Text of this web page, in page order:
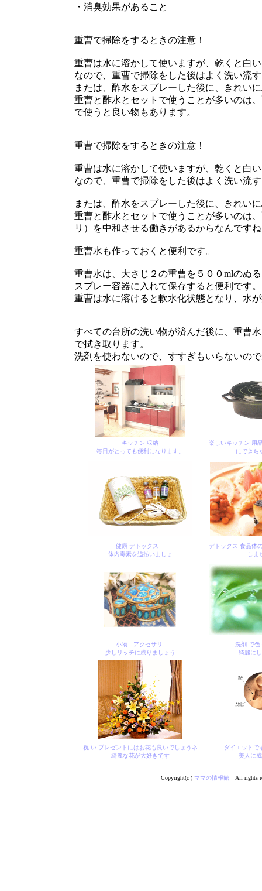
・消臭効果があること
重曹で掃除をするときの注意！
重曹は水に溶かして使いますが、乾くと白
なので、重曹で掃除をした後はよく洗い流
または、酢水をスプレーした後に、きれい
重曹と酢水とセットで使うことが多いのは
で使うと良い物もあります。
重曹で掃除をするときの注意！
重曹は水に溶かして使いますが、乾くと白
なので、重曹で掃除をした後はよく洗い流
または、酢水をスプレーした後に、きれい
重曹と酢水とセットで使うことが多いのは
リ）を中和させる働きがあるからなんです
重曹水も作っておくと便利です。
重曹水は、大さじ２の重曹を５００mlのぬ
スプレー容器に入れて保存すると便利です。
重曹は水に溶けると軟水化状態となり、水
すべての台所の洗い物が済んだ後に、重曹
で拭き取ります。
洗剤を使わないので、すすぎもいらないの
キッチン 収納
毎日がとっても便利になります。
楽しいキッチン 用
にできち
健康 デトックス
体内毒素を追払いましょ
デトックス 食品体
しま
小物 アクセサリ-
少しリッチに成りましょう
洗剤 で色
綺麗に
祝 い プレゼントにはお花も良いでしょうネ
綺麗な花が大好きです
ダイエットで
美人に
Copyright(c ) ママの情報館All rights